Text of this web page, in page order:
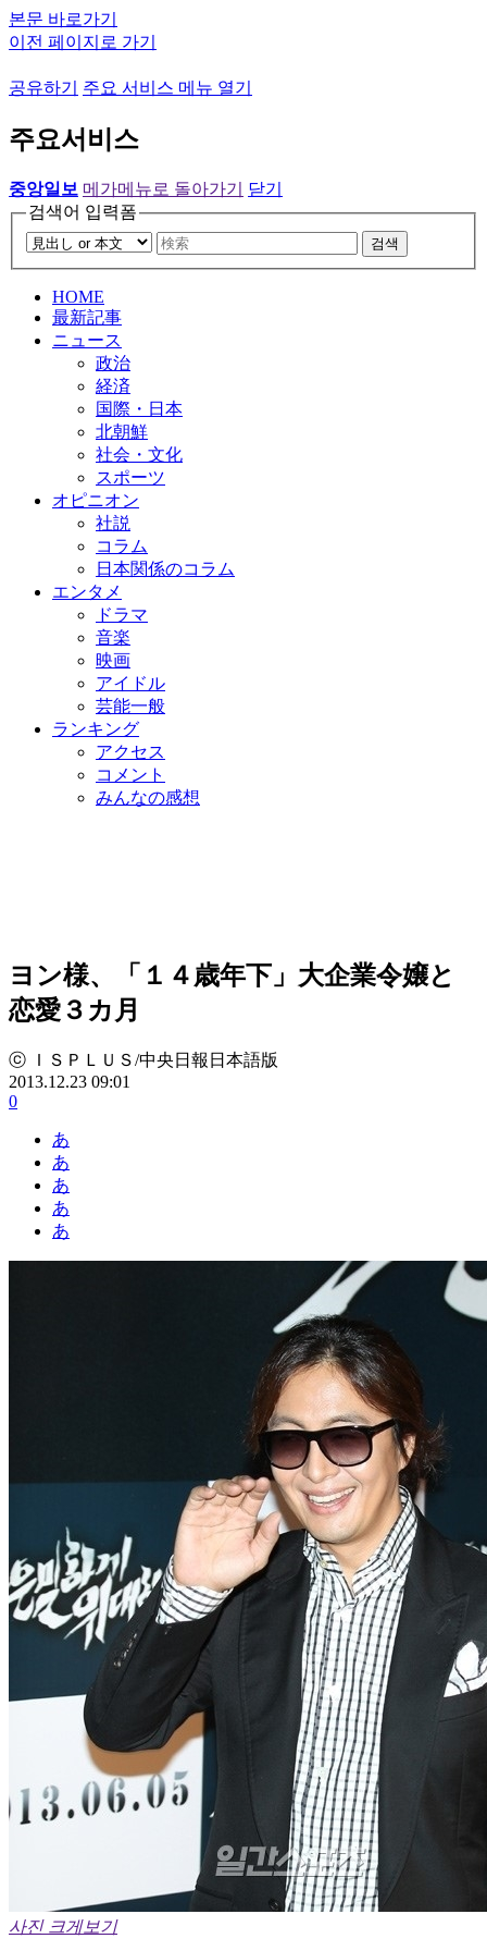
본문 바로가기
이전 페이지로 가기
공유하기 주요 서비스 메뉴 열기
주요서비스
중앙일보 메가메뉴로 돌아가기
닫기
검색어 입력폼
검색
HOME
最新記事
ニュース
政治
経済
国際・日本
北朝鮮
社会・文化
スポーツ
オピニオン
社説
コラム
日本関係のコラム
エンタメ
ドラマ
音楽
映画
アイドル
芸能一般
ランキング
アクセス
コメント
みんなの感想
ヨン様、「１４歳年下」大企業令嬢と
恋愛３カ月
ⓒ ＩＳＰＬＵＳ/中央日報日本語版
2013.12.23 09:01
0
あ
あ
あ
あ
あ
사진 크게보기